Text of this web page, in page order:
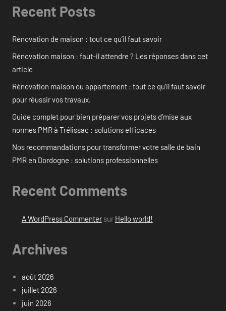
Recent Posts
Rénovation de maison : tout ce qu’il faut savoir
Rénovation maison : faut-il attendre ? Les réponses dans cet
article
Rénovation maison ou appartement : tout ce qu’il faut savoir
pour réussir vos travaux.
Guide complet pour bien préparer vos projets d’mise aux
normes PMR à Trélissac : solutions efficaces
Nos recommandations pour transformer votre salle de bain
PMR en Dordogne : solutions professionnelles
Recent Comments
A WordPress Commentersur Hello world!
Archives
août 2026
juillet 2026
juin 2026